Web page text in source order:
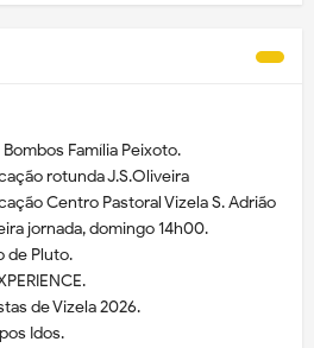
Família Peixoto.
rotunda J.S.Oliveira
Centro Pastoral Vizela S. Adrião
jornada, domingo 14h00.
de Pluto.
de Vizela 2026.
Idos.